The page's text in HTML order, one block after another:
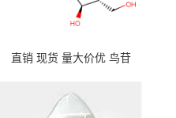
直销 现货 量大价优 鸟苷